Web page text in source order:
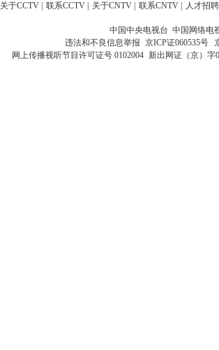
关于CCTV 联系CCTV 关于CNTV 联系CNTV 人才招聘
中国中央电视台 中国网络电
违法和不良信息举报 京ICP证060535号
网上传播视听节目许可证号 0102004 新出网证（京）